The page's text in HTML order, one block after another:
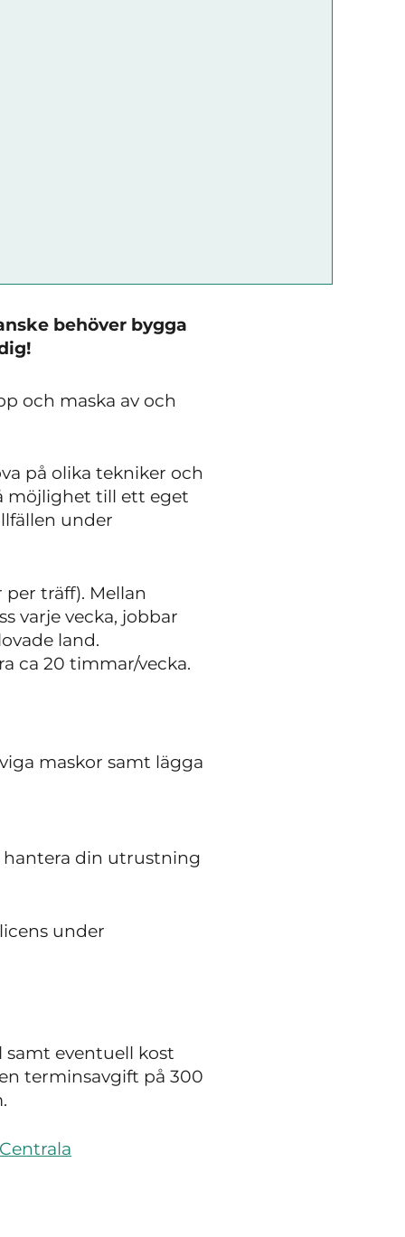
behöver bygga
och maska av och
på olika tekniker och
möjlighet till ett eget
under
träff). Mellan
varje vecka, jobbar
land.
ca 20 timmar/vecka.
maskor samt lägga
hantera din utrustning
under
eventuell kost
terminsavgift på 300
Centrala